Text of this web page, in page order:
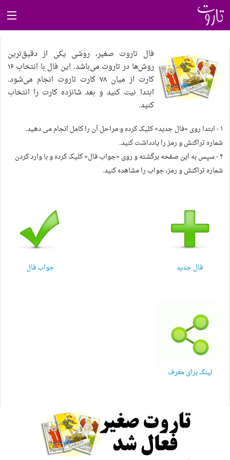
خواندنی‌ها
تاروت کبیر
تاروت صغیر
روان‌شناسی رنگ
استخاره
طالع‌بینی
نظرات شما
تاریخچه
فال تاروت صغیر، روشی یکی از دقیق‌ترین
روش‌ها در تاروت می‌باشد. این فال با انتخاب ۱۶
کارت از میان ۷۸ کارت تاروت انجام می‌شود.
ابتدا نیت کنید و بعد شانزده کارت را انتخاب
کنید.
۱ - ابتدا روی «فال جدید» کلیک کرده و مراحل آن را کامل انجام می دهید.
شماره تراکنش و رمز را یادداشت کنید.
۲ - سپس به این صفحه برگشته و روی «جواب فال» کلیک کرده و با وارد کردن
شماره تراکنش و رمز، جواب را مشاهده کنید.
فال جدید جواب فال
لینک برای معرف